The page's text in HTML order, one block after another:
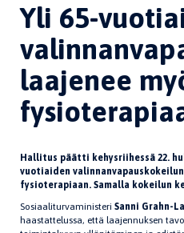
Yli 65-
laajenee
Hallitus päätti kehysriihessä 22.
vuotiaiden
fysioterapiaan. Samalla kokeilun
Sosiaaliturvaministeri Sanni Grahn-
haastattelussa, että laajennuksen